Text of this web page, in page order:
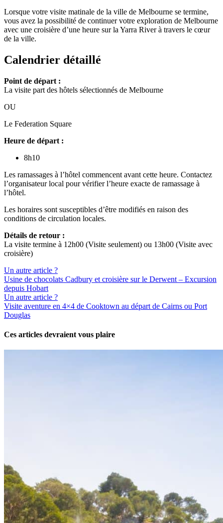
Lorsque votre visite matinale de la ville de Melbourne se termine,
vous avez la possibilité de continuer votre exploration de Melbourne
avec une croisière d’une heure sur la Yarra River à travers le cœur
de la ville.
Calendrier détaillé
Point de départ :
La visite part des hôtels sélectionnés de Melbourne
OU
Le Federation Square
Heure de départ :
8h10
Les ramassages à l’hôtel commencent avant cette heure. Contactez
l’organisateur local pour vérifier l’heure exacte de ramassage à
l’hôtel.
Les horaires sont susceptibles d’être modifiés en raison des
conditions de circulation locales.
Détails de retour :
La visite termine à 12h00 (Visite seulement) ou 13h00 (Visite avec
croisière)
Un autre article ?
Usine de chocolats Cadbury et croisière sur le Derwent – Excursion
depuis Hobart
Un autre article ?
Visite aventure en 4×4 de Cooktown au départ de Cairns ou Port
Douglas
Ces articles devraient vous plaire